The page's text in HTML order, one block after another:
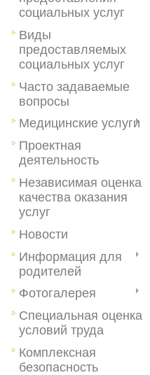
социальных услуг
Виды
предоставляемых
социальных услуг
Часто задаваемые
вопросы
Медицинские услуги
Проектная
деятельность
Независимая оценка
качества оказания
услуг
Новости
Информация для
родителей
Фотогалерея
Специальная оценка
условий труда
Комплексная
безопасность